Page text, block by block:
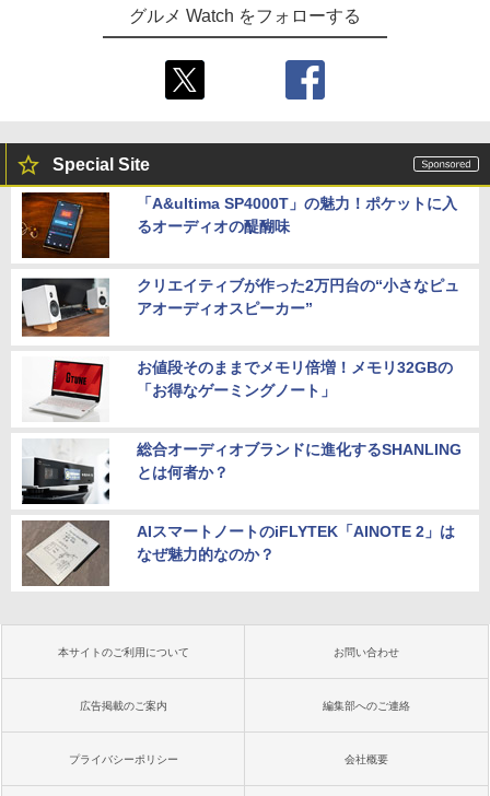
グルメ Watch をフォローする
Special Site
「A&ultima SP4000T」の魅力！ポケットに入
るオーディオの醍醐味
クリエイティブが作った2万円台の“小さなピュ
アオーディオスピーカー”
お値段そのままでメモリ倍増！メモリ32GBの
「お得なゲーミングノート」
総合オーディオブランドに進化するSHANLING
とは何者か？
AIスマートノートのiFLYTEK「AINOTE 2」は
なぜ魅力的なのか？
本サイトのご利用について お問い合わせ
広告掲載のご案内 編集部へのご連絡
プライバシーポリシー 会社概要